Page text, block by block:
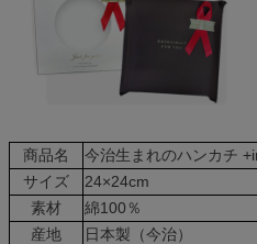
商品名
今治生まれのハンカチ
サイズ
24×24cm
素材
綿100％
産地
日本製（今治）